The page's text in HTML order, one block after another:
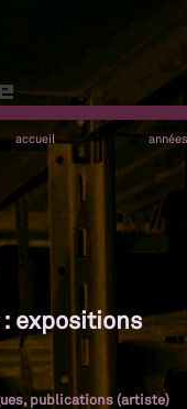
accueil années
expositions
publications (artiste)